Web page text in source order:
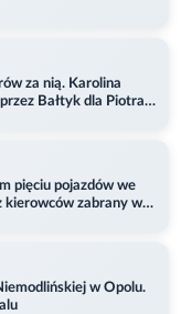
za nią. Karolina
Bałtyk dla Piotra.
pięciu pojazdów we
kierowców zabrany w
w Opolu.